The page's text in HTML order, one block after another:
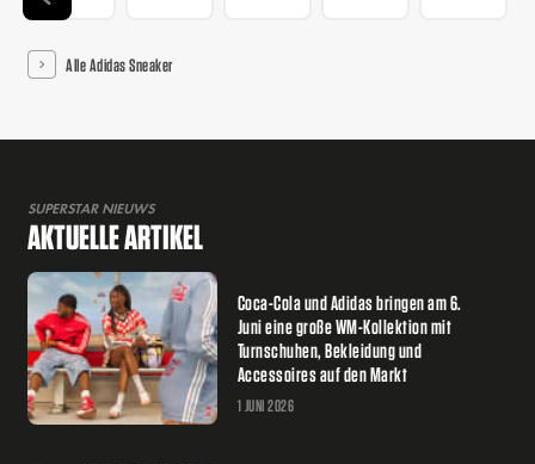
Alle Adidas Sneaker
SUPERSTAR NIEUWS
AKTUELLE ARTIKEL
Coca-Cola und Adidas bringen am 6.
Juni eine große WM-Kollektion mit
Turnschuhen, Bekleidung und
Accessoires auf den Markt
1 JUNI 2026